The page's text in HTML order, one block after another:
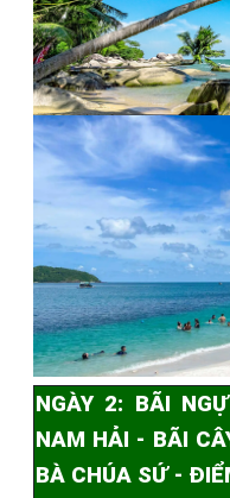
NGÀY2: BÃI
NAM HẢI - BÃI
BÀ CHÚA SỨ -